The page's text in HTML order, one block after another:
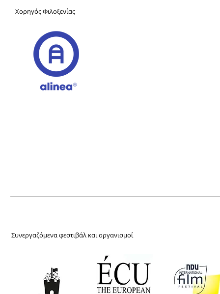
Χορηγός Φιλοξενίας
Συνεργαζόμενα φεστιβάλ και οργανισμοί